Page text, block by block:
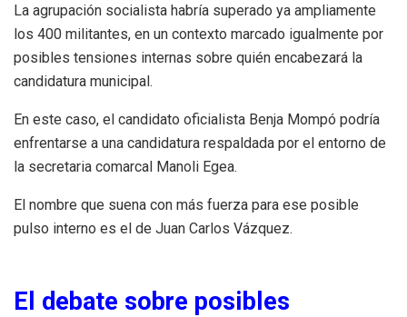
La agrupación socialista habría superado ya ampliamente
los 400 militantes, en un contexto marcado igualmente por
posibles tensiones internas sobre quién encabezará la
candidatura municipal.
En este caso, el candidato oficialista Benja Mompó podría
enfrentarse a una candidatura respaldada por el entorno de
la secretaria comarcal Manoli Egea.
El nombre que suena con más fuerza para ese posible
pulso interno es el de Juan Carlos Vázquez.
El debate sobre posibles